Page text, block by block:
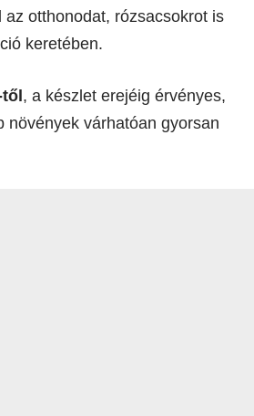
otthonodat, rózsacsokrot is
keretében.
, a készlet erejéig érvényes,
növények várhatóan gyorsan